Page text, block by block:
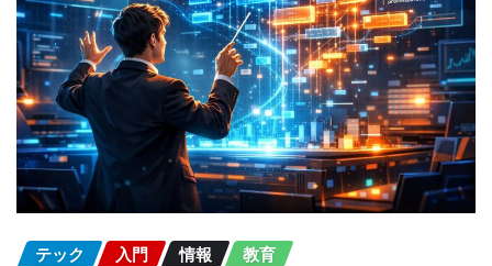
テック 入門 情報 教育